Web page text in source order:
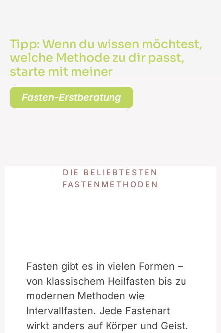
Tipp: Wenn du wissen möchtest,
welche Methode zu dir passt,
starte mit meiner
Fasten-Erstberatung
DIE BELIEBTESTEN
FASTENMETHODEN
Fasten gibt es in vielen Formen –
von klassischem Heilfasten bis zu
modernen Methoden wie
Intervallfasten. Jede Fastenart
wirkt anders auf Körper und Geist.